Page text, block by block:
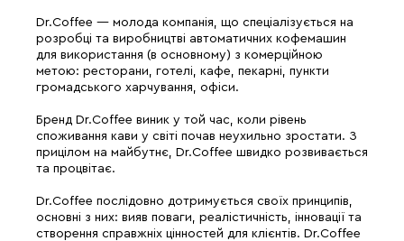
Dr.Coffee — молода компанія, що спеціалізується на
розробці та виробництві автоматичних кофемашин
для використання (в основному) з комерційною
метою: ресторани, готелі, кафе, пекарні, пункти
громадського харчування, офіси.
Бренд Dr.Coffee виник у той час, коли рівень
споживання кави у світі почав неухильно зростати. З
прицілом на майбутнє, Dr.Coffee швидко розвивається
та процвітає.
Dr.Coffee послідовно дотримується своїх принципів,
основні з них: вияв поваги, реалістичність, інновації та
створення справжніх цінностей для клієнтів. Dr.Coffee